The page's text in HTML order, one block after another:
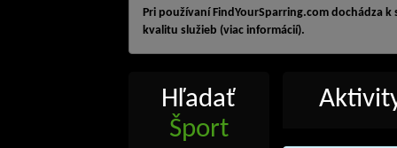
Pri používaní FindYourSparring.com dochádza
kvalitu služieb (viac informácií).
Hľadať
Šport